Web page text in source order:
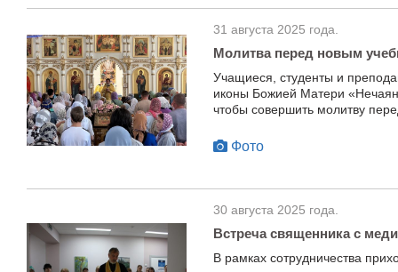
31 августа 2025 года.
Молитва перед новым
Учащиеся, студенты и
иконы Божией Матери
чтобы совершить молитву
Фото
30 августа 2025 года.
Встреча священника с
В рамках сотрудничества